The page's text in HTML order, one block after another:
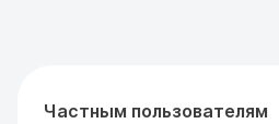
Частным пользователям